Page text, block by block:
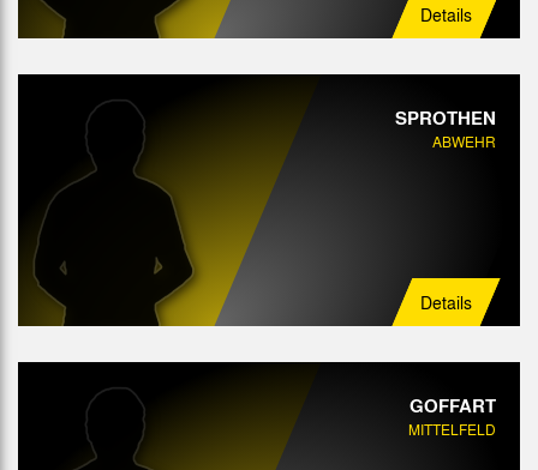
Details
SPROTHEN
ABWEHR
Details
GOFFART
MITTELFELD